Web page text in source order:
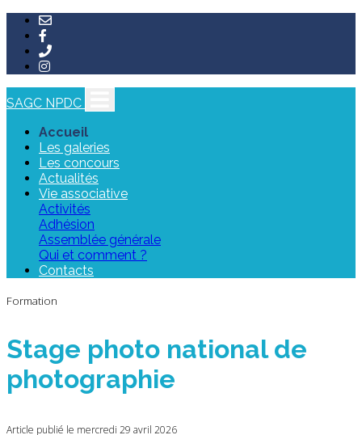
SAGC NPDC
Accueil
Les galeries
Les concours
Actualités
Vie associative
Activités
Adhésion
Assemblée générale
Qui et comment ?
Contacts
Formation
Stage photo national de
photographie
Article publié le mercredi 29 avril 2026